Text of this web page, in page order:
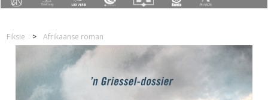
Fiksie Afrikaanse roman